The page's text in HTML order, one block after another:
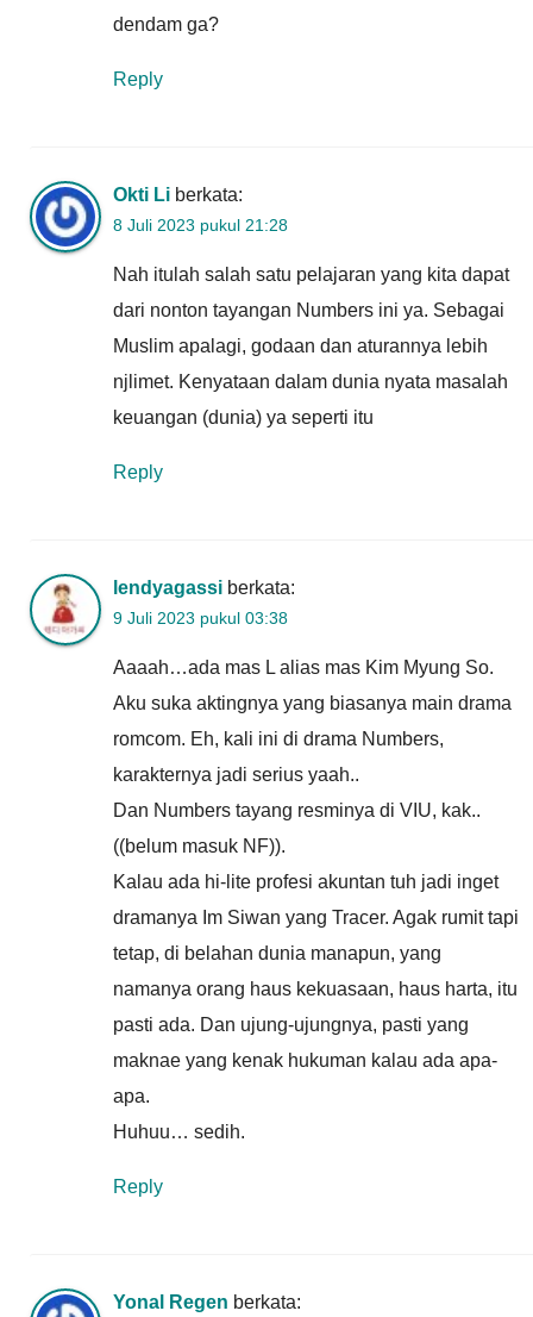
dendam ga?
Reply
Okti Li berkata:
8 Juli 2023 pukul 21:28
Nah itulah salah satu pelajaran yang kita dapat
dari nonton tayangan Numbers ini ya. Sebagai
Muslim apalagi, godaan dan aturannya lebih
njlimet. Kenyataan dalam dunia nyata masalah
keuangan (dunia) ya seperti itu
Reply
lendyagassi berkata:
9 Juli 2023 pukul 03:38
Aaaah…ada mas L alias mas Kim Myung So.
Aku suka aktingnya yang biasanya main drama
romcom. Eh, kali ini di drama Numbers,
karakternya jadi serius yaah..
Dan Numbers tayang resminya di VIU, kak..
((belum masuk NF)).
Kalau ada hi-lite profesi akuntan tuh jadi inget
dramanya Im Siwan yang Tracer. Agak rumit tapi
tetap, di belahan dunia manapun, yang
namanya orang haus kekuasaan, haus harta, itu
pasti ada. Dan ujung-ujungnya, pasti yang
maknae yang kenak hukuman kalau ada apa-
apa.
Huhuu… sedih.
Reply
Yonal Regen berkata: